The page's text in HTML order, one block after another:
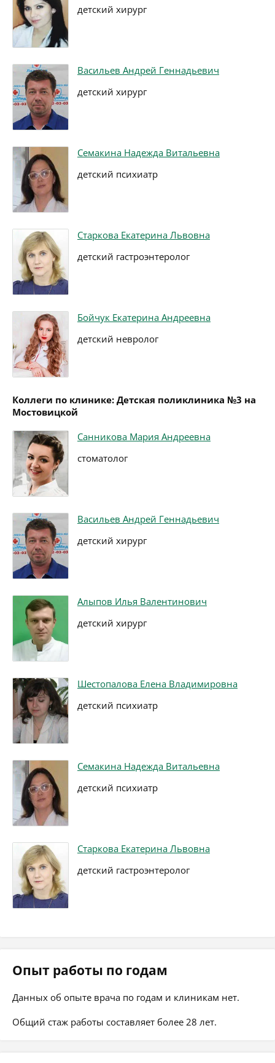
детский хирург
Васильев Андрей Геннадьевич
детский хирург
Семакина Надежда Витальевна
детский психиатр
Старкова Екатерина Львовна
детский гастроэнтеролог
Бойчук Екатерина Андреевна
детский невролог
Коллеги по клинике: Детская поликлиника №3 на
Мостовицкой
Санникова Мария Андреевна
стоматолог
Васильев Андрей Геннадьевич
детский хирург
Алыпов Илья Валентинович
детский хирург
Шестопалова Елена Владимировна
детский психиатр
Семакина Надежда Витальевна
детский психиатр
Старкова Екатерина Львовна
детский гастроэнтеролог
Опыт работы по годам
Данных об опыте врача по годам и клиникам нет.
Общий стаж работы составляет более 28 лет.